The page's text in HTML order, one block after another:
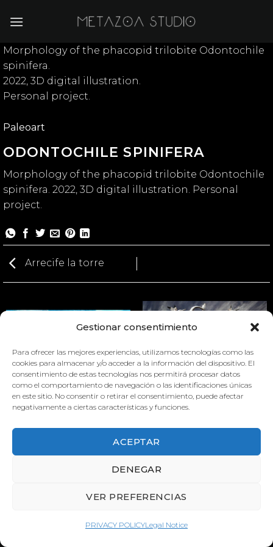
Gestionar consentimiento
Para ofrecer las mejores experiencias, utilizamos tecnologías como las
cookies para almacenar y/o acceder a la información del dispositivo. El
consentimiento de estas tecnologías nos permitirá procesar datos
como el comportamiento de navegación o las identificaciones únicas
en este sitio. No consentir o retirar el consentimiento, puede afectar
negativamente a ciertas características y funciones.
ACEPTAR
DENEGAR
VER PREFERENCIAS
PRIVACY POLICYLegal Notice
Paleoart
ODONTOCHILE SPINIFERA
Morphology of the phacopid trilobite Odontochile
spinifera. 2022, 3D digital illustration. Personal
project.
Morphology of the phacopid trilobite Odontochile
spinifera.
2022, 3D digital illustration.
Personal project.
Arrecife la torre
ARRECIFE LA TORRE
STORMY WEATHER